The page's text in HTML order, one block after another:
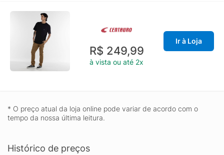
R$ 249,99
à vista ou até 2x
Ir à Loja
* O preço atual da loja online pode variar de acordo com o
tempo da nossa última leitura.
Histórico de preços